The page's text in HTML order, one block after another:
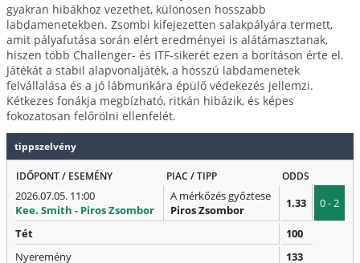
gyakran hibákhoz vezethet, különösen hosszabb
labdamenetekben. Zsombi kifejezetten salakpályára termett,
amit pályafutása során elért eredményei is alátámasztanak,
hiszen több Challenger- és ITF-sikerét ezen a borításon érte el.
Játékát a stabil alapvonaljáték, a hosszú labdamenetek
felvállalása és a jó lábmunkára épülő védekezés jellemzi.
Kétkezes fonákja megbízható, ritkán hibázik, és képes
fokozatosan felőrölni ellenfelét.
tippszelvény
IDŐPONT / ESEMÉNY PIAC / TIPP ODDS
2026.07.05. 11:00
Kee. Smith - Piros Zsombor
A mérkőzés győztese
Piros Zsombor
1.33 0 - 2
Tét
100
Nyeremény
133